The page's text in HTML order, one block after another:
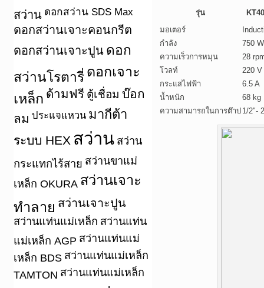
สว่าน ดอกสว่าน SDS Max
ดอกสว่านเจาะคอนกรีต
ดอกสว่านเจาะปูน ดอก
สว่านโรตารี่ ดอกเจาะ
เหล็ก ด้ามฟรี ตู้เชื่อม บ๊อก
ลม ประแจแหวน มากีต้า
ระบบ HEX สว่าน สว่าน
กระแทกไร้สาย สว่านขาแม่
เหล็ก OKURA สว่านเจาะ
ทำลาย สว่านเจาะปูน
สว่านแท่นแม่เหล็ก สว่านแท่น
แม่เหล็ก AGP สว่านแท่นแม่
เหล็ก BDS สว่านแท่นแม่เหล็ก
TAMTON สว่านแท่นแม่เหล็ก
รุ่น
มอเตอร์
กำลัง
750 W
ความเร็วการหมุน
28
โวลท์
220 V
กระแสไฟฟ้า
6.5 A
น้ำหนัก
68 kg
ความสามารถในการต๊าป 1/2"-